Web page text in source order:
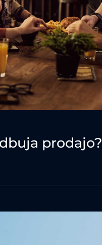
prodajo?